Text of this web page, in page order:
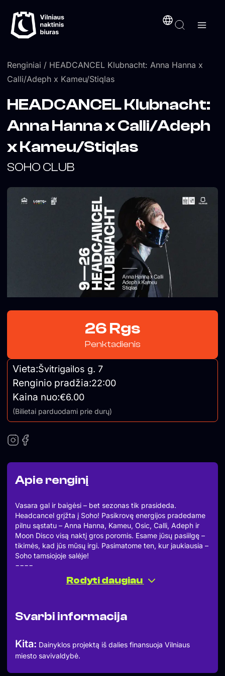
prie
turinio
Renginiai / HEADCANCEL Klubnacht: Anna Hanna x
Calli/Adeph x Kameu/Stiqlas
Apie renginį
Vasara gal ir baigėsi – bet sezonas tik prasideda.
Headcancel grįžta į Soho! Pasikrovę energijos pradedame
pilnu sąstatu – Anna Hanna, Kameu, Osic, Calli, Adeph ir
Moon Disco visą naktį gros poromis. Esame jūsų pasiilgę –
tikimės, kad jūs mūsų irgi. Pasimatome ten, kur jaukiausia –
Soho tamsiojoje salėje!
====
ADEPH
Summer might be over, but the season is only just getting
started! Headcancel is back at Soho, and we’re kicking
Rodyti daugiau
Svarbi informacija
Kita: Dainyklos projektą iš dalies finansuoja Vilniaus
miesto savivaldybė.
HEADCANCEL Klubnacht:
Anna Hanna x Calli/Adeph
x Kameu/Stiqlas
SOHO CLUB
26 Rgs
Penktadienis
Vieta:Švitrigailos g. 7
Renginio pradžia:22:00
Kaina nuo:€6.00
(Bilietai parduodami prie durų)